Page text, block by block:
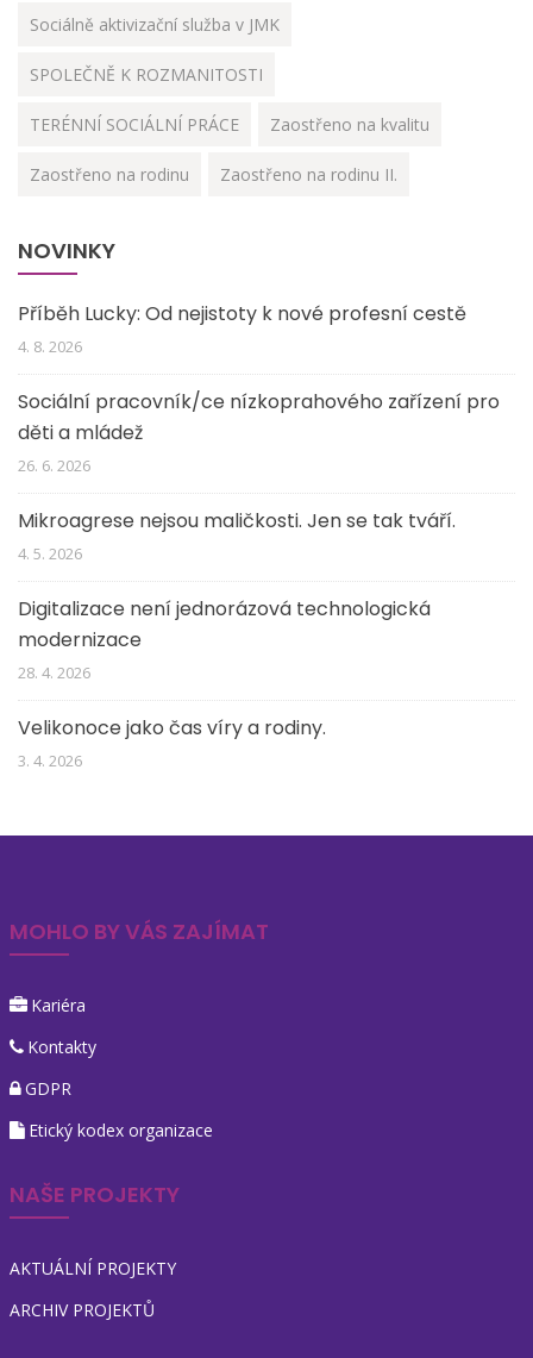
Sociálně aktivizační služba v JMK
SPOLEČNĚ K ROZMANITOSTI
TERÉNNÍ SOCIÁLNÍ PRÁCE Zaostřeno na kvalitu
Zaostřeno na rodinu Zaostřeno na rodinu II.
NOVINKY
Příběh Lucky: Od nejistoty k nové profesní cestě
4. 8. 2026
Sociální pracovník/ce nízkoprahového zařízení pro
děti a mládež
26. 6. 2026
Mikroagrese nejsou maličkosti. Jen se tak tváří.
4. 5. 2026
Digitalizace není jednorázová technologická
modernizace
28. 4. 2026
Velikonoce jako čas víry a rodiny.
3. 4. 2026
MOHLO BY VÁS ZAJÍMAT
Kariéra
Kontakty
GDPR
Etický kodex organizace
NAŠE PROJEKTY
AKTUÁLNÍ PROJEKTY
ARCHIV PROJEKTŮ